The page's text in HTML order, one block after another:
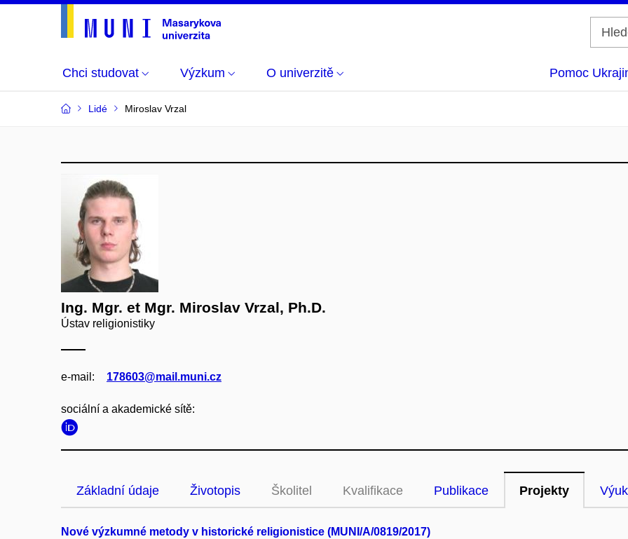
Chci studovat Výzkum O univerzitě Pomoc
Lidé Miroslav Vrzal
Ing. Mgr. et Mgr. Miroslav Vrzal, Ph.D.
Ústav religionistiky
e‑mail: 178603@mail.muni.cz
sociální a akademické sítě:
Základní údaje Životopis Školitel Kvalifikace Publikace Projekty
Nové výzkumné metody v historické religionistice (MUNI/A/0819/2017)